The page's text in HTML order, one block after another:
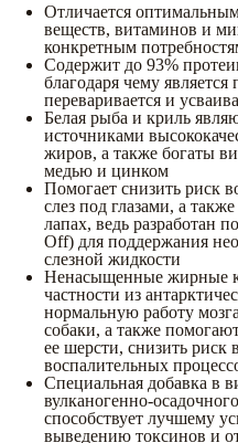
Отличается
веществ, витаминов и
конкретным
Содержит до 93%
благодаря чему
переваривается и
Белая рыба и криль
источниками
жиров, а также богаты
медью и цинком
Помогает снизить риск
слез под глазами, а
лапах, ведь разработан
Off) для поддержания
слезной жидкости
Ненасыщенные жирные
частности из
нормальную работу
собаки, а также
ее шерсти, снизить риск
воспалительных
Специальная добавка в
вулканогенно-
способствует лучшему
выведению токсинов и